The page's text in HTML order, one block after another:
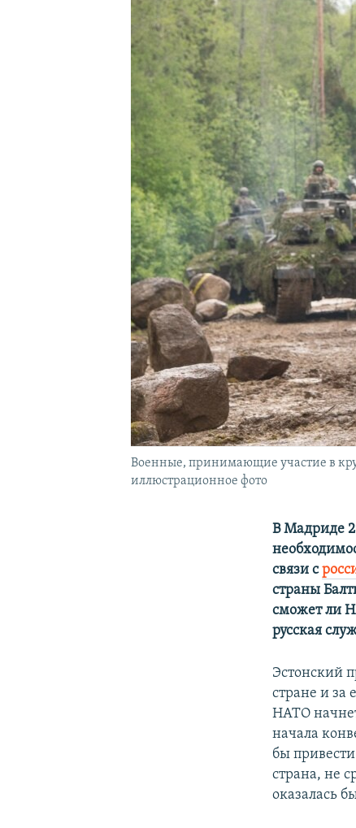
УКРАИНСКАЯ ПРОБЛЕМА КРЫМА
Военные, принимающие участие в
иллюстрационное фото
В Мадриде
связи с
страны
сможет ли
русская
Эстонский
стране и за
НАТО
начала
бы
страна, не
оказалась